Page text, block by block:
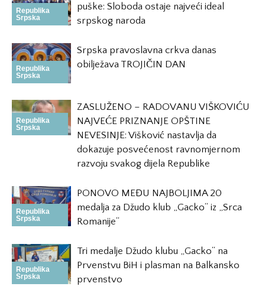
Republika
Srpska
puške: Sloboda ostaje najveći ideal
srpskog naroda
Republika
Srpska
Srpska pravoslavna crkva danas
obilježava TROJIČIN DAN
Republika
Srpska
ZASLUŽENO – RADOVANU VIŠKOVIĆU
NAJVEĆE PRIZNANJE OPŠTINE
NEVESINJE: Višković nastavlja da
dokazuje posvećenost ravnomjernom
razvoju svakog dijela Republike
Republika
Srpska
PONOVO MEĐU NAJBOLJIMA 20
medalja za Džudo klub „Gacko“ iz „Srca
Romanije“
Republika
Srpska
Tri medalje Džudo klubu „Gacko“ na
Prvenstvu BiH i plasman na Balkansko
prvenstvo